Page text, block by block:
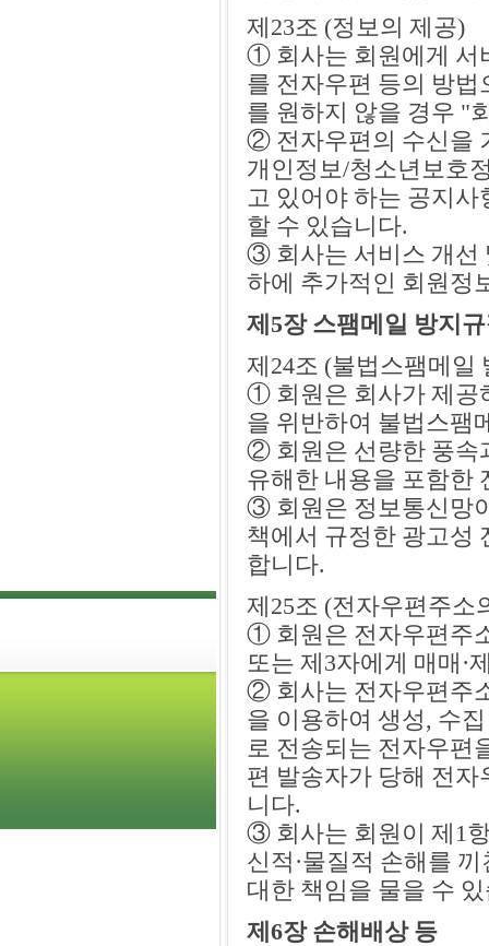
제23조 (정보의 제공)
① 회사는 회원에게 서
를 전자우편 등의 방
를 원하지 않을 경우 "
② 전자우편의 수신을
개인정보/청소년보호
고 있어야 하는 공지
할 수 있습니다.
③ 회사는 서비스 개선
하에 추가적인 회원정
제5장 스팸메일 방지
제24조 (불법스팸메일
① 회원은 회사가 제공
을 위반하여 불법스팸
② 회원은 선량한 풍속
유해한 내용을 포함한
③ 회원은 정보통신망
책에서 규정한 광고성
합니다.
제25조 (전자우편주소
① 회원은 전자우편주
또는 제3자에게 매매·
② 회사는 전자우편주
을 이용하여 생성, 수
로 전송되는 전자우편
편 발송자가 당해 전
니다.
③ 회사는 회원이 제1
신적·물질적 손해를
대한 책임을 물을 수
제6장 손해배상 등